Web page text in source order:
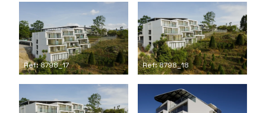
Ref: 8798_17 Ref: 8798_18